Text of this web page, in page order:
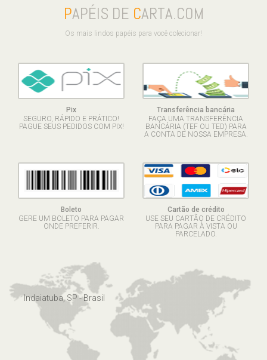
PAPÉIS DE CARTA.COM
Os mais lindos papéis para você colecionar!
Pix
SEGURO, RÁPIDO E PRÁTICO!
PAGUE SEUS PEDIDOS COM PIX!
Transferência bancária
FAÇA UMA TRANSFERÊNCIA
BANCÁRIA (TEF OU TED) PARA
A CONTA DE NOSSA EMPRESA.
Boleto
GERE UM BOLETO PARA PAGAR
ONDE PREFERIR.
Cartão de crédito
USE SEU CARTÃO DE CRÉDITO
PARA PAGAR À VISTA OU
PARCELADO.
Indaiatuba, SP - Brasil